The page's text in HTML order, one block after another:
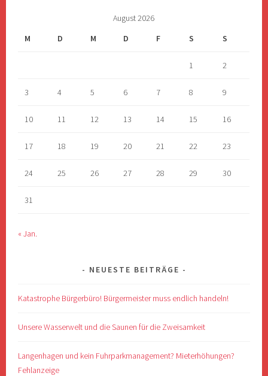
August 2026
M
D M D F S S
1 2
3 4 5 6 7 8 9
10 11 12 13 14 15 16
17 18 19 20 21 22 23
24 25 26 27 28 29 30
31
« Jan.
NEUESTE BEITRÄGE
Katastrophe Bürgerbüro! Bürgermeister muss endlich handeln!
Unsere Wasserwelt und die Saunen für die Zweisamkeit
Langenhagen und kein Fuhrparkmanagement? Mieterhöhungen?
Fehlanzeige